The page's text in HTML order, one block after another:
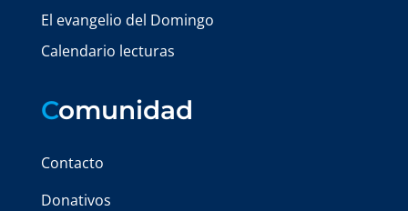
El evangelio del Domingo
Calendario lecturas
Comunidad
Contacto
Donativos